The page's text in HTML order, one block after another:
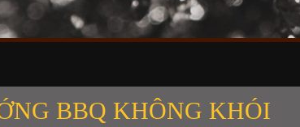
BBQ KHÔNG KHÓI